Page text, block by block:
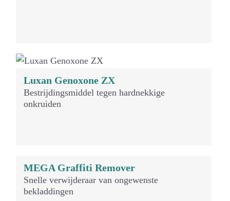
Luxan Genoxone ZX
Bestrijdingsmiddel tegen hardnekkige
onkruiden
MEGA Graffiti Remover
Snelle verwijderaar van ongewenste
bekladdingen